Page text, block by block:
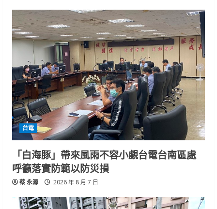
台電
「白海豚」帶來風雨不容小覷台電台南區處
呼籲落實防範以防災損
蔡 永源 2026 年 8 月 7 日